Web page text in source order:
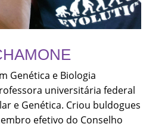
Genética e Biologia
universitária federal
e Genética. Criou buldogues
efetivo do Conselho